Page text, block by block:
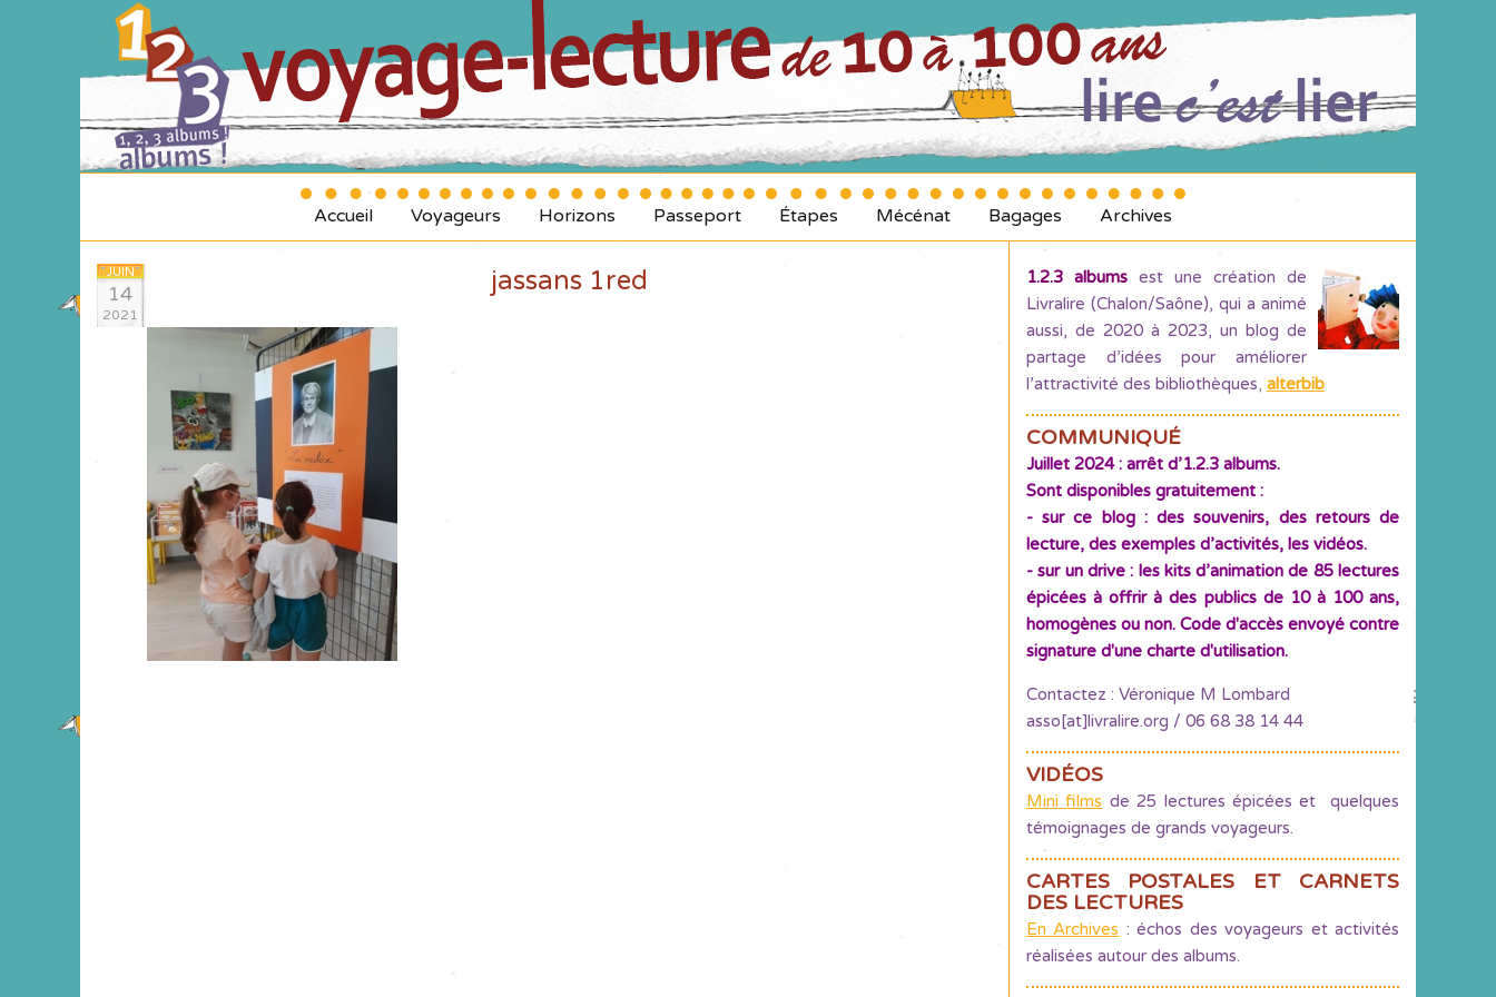
Accueil Voyageurs Horizons Passeport Étapes Mécénat Bagages Archives
JUIN
14
2021
jassans 1red 1.2.3 albums est une création de
Livralire (Chalon/Saône), qui a animé
aussi, de 2020 à 2023, un blog de
partage d’idées pour améliorer
l’attractivité des bibliothèques, alterbib
COMMUNIQUÉ
Juillet 2024 : arrêt d’1.2.3 albums.
Sont disponibles gratuitement :
- sur ce blog : des souvenirs, des retours de
lecture, des exemples d’activités, les vidéos.
- sur un drive : les kits d’animation de 85 lectures
épicées à offrir à des publics de 10 à 100 ans,
homogènes ou non. Code d'accès envoyé contre
signature d'une charte d'utilisation.
Contactez : Véronique M Lombard
asso[at]livralire.org / 06 68 38 14 44
VIDÉOS
Mini films de 25 lectures épicées et quelques
témoignages de grands voyageurs.
CARTES POSTALES ET CARNETS
DES LECTURES
En Archives : échos des voyageurs et activités
réalisées autour des albums.